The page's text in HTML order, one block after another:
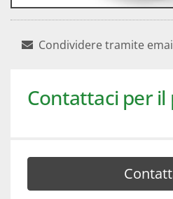
Condividere tramite
Contattaci per il